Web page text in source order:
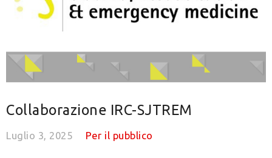
Collaborazione IRC-SJTREM
Luglio 3, 2025 Per il pubblico